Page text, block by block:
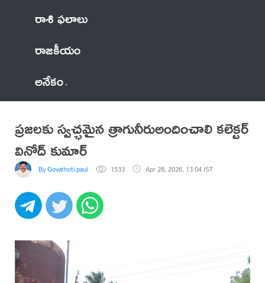
రాశి ఫలాలు
రాజకీయం
అనేకం
ప్రజలకు స్వచ్ఛమైన త్రాగునీరుఅందించాలి కలెక్టర్
వినోద్ కుమార్
By Govathoti paul 1533 Apr 28, 2026, 13:04 IST